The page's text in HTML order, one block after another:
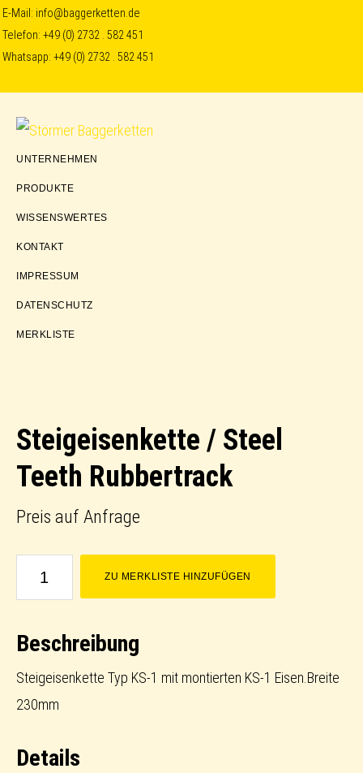
Skip
to
primary
navigation
Skip
to
content
Skip
to
E-Mail: info@baggerketten.de
Telefon:+49 (0) 2732 . 582 451
Whatsapp:+49 (0) 2732 . 582 451
Störmer
UNTERNEHMEN
PRODUKTE
WISSENSWERTES
KONTAKT
IMPRESSUM
DATENSCHUTZ
MERKLISTE
Steigeisenkette / Steel
Teeth Rubbertrack
Preis auf Anfrage
Steigeisenkette
Teeth
Rubbertrack
Menge
ZU MERKLISTE HINZUFÜGEN
Beschreibung
Steigeisenkette Typ KS-1 mit montierten KS-1 Eisen.Breite
230mm
Details